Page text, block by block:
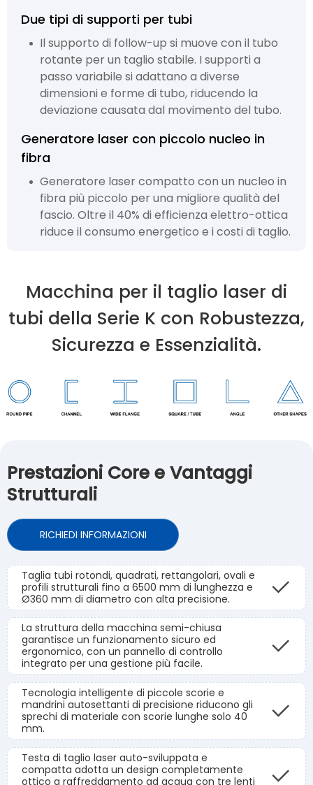
Due tipi di supporti per tubi
Il supporto di follow-up si muove con il tubo
rotante per un taglio stabile. I supporti a
passo variabile si adattano a diverse
dimensioni e forme di tubo, riducendo la
deviazione causata dal movimento del tubo.
Generatore laser con piccolo nucleo in
fibra
Generatore laser compatto con un nucleo in
fibra più piccolo per una migliore qualità del
fascio. Oltre il 40% di efficienza elettro-ottica
riduce il consumo energetico e i costi di taglio.
Macchina per il taglio laser di
tubi della Serie K con Robustezza,
Sicurezza e Essenzialità.
Prestazioni Core e Vantaggi
Strutturali
RICHIEDI INFORMAZIONI
Taglia tubi rotondi, quadrati, rettangolari, ovali e
profili strutturali fino a 6500 mm di lunghezza e
Ø360 mm di diametro con alta precisione.
La struttura della macchina semi-chiusa
garantisce un funzionamento sicuro ed
ergonomico, con un pannello di controllo
integrato per una gestione più facile.
Tecnologia intelligente di piccole scorie e
mandrini autosettanti di precisione riducono gli
sprechi di materiale con scorie lunghe solo 40
mm.
Testa di taglio laser auto-sviluppata e
compatta adotta un design completamente
ottico a raffreddamento ad acqua con tre lenti